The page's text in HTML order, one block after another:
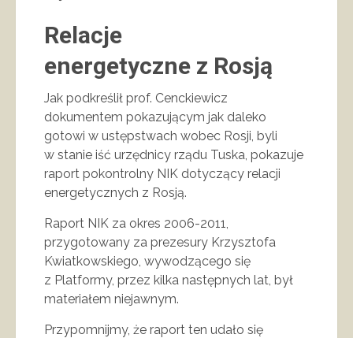
Relacje
energetyczne z Rosją
Jak podkreślił prof. Cenckiewicz
dokumentem pokazującym jak daleko
gotowi w ustępstwach wobec Rosji, byli
w stanie iść urzędnicy rządu Tuska, pokazuje
raport pokontrolny NIK dotyczący relacji
energetycznych z Rosją.
Raport NIK za okres 2006-2011,
przygotowany za prezesury Krzysztofa
Kwiatkowskiego, wywodzącego się
z Platformy, przez kilka następnych lat, był
materiałem niejawnym.
Przypomnijmy, że raport ten udało się